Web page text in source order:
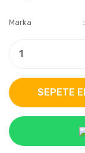
Marka
SEPETE